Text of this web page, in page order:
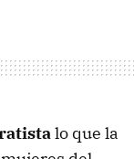
lo que la